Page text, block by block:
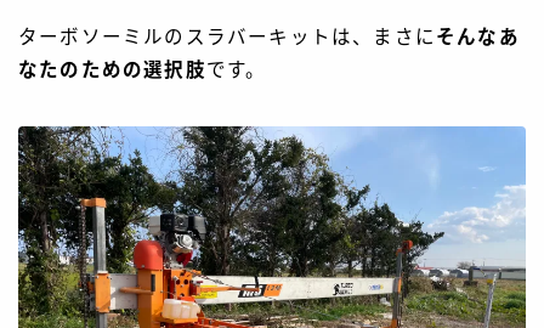
ターボソーミルのスラバーキットは、まさに そんなあ
なたのための選択肢です。